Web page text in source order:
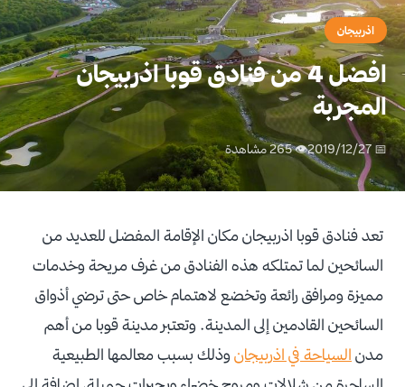
اذربيجان
افضل 4 من فنادق قوبا اذربيجان
المجربة
📅 2019/12/27 👁 265 مشاهدة
تعد فنادق قوبا اذربيجان مكان الإقامة المفضل للعديد من
السائحين لما تمتلكه هذه الفنادق من غرف مريحة وخدمات
مميزة ومرافق رائعة وتخضع لاهتمام خاص حتى ترضي أذواق
السائحين القادمين إلى المدينة. وتعتبر مدينة قوبا من أهم
مدن السياحة في اذربيجانوذلك بسبب معالمها الطبيعية